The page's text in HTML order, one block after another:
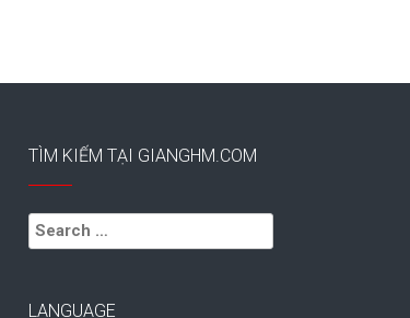
TÌM KIẾM TẠI GIANGHM.COM
Search
for:
LANGUAGE